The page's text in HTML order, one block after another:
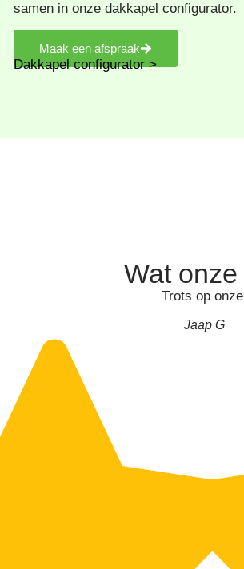
samen in onze dakkapel configurator.
Maak een afspraak
Dakkapel configurator >
Wat onze
Trots op onze
Jaap G